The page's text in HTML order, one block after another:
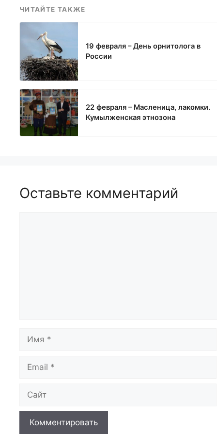
ЧИТАЙТЕ ТАКЖЕ
19 февраля – День орнитолога в
России
22 февраля – Масленица, лакомки.
Кумылженская этнозона
Оставьте комментарий
Имя
Email
Сайт